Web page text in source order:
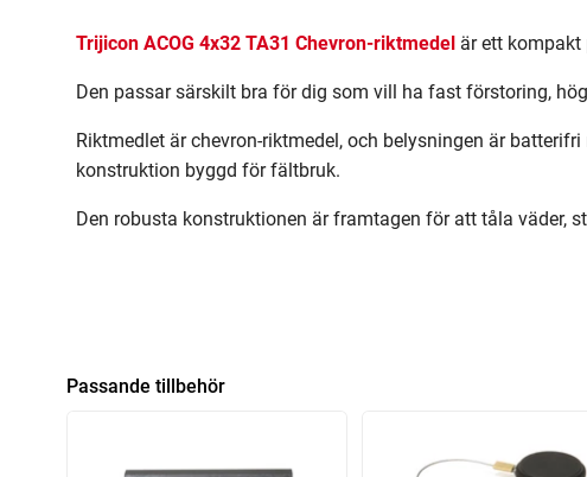
Trijicon ACOG 4x32 TA31 Chevron-riktmedel är ett
Den passar särskilt bra för dig som vill ha fast förstoring,
Riktmedlet är chevron-riktmedel, och belysningen är
konstruktion byggd för fältbruk.
Den robusta konstruktionen är framtagen för att tåla väder,
Passande tillbehör